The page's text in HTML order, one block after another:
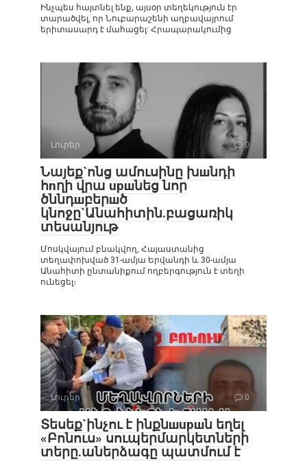
Ինչպես հայտնել ենք, այսօր տեղեկություն էր
տարածվել, որ Նուբարաշենի աղբավայրում
երիտասարդ է մահացել: Հրապարակումից
Լուրեր 0
Նայեք`ոնց ամուսինը խшնդի
հnղի վրա upшնեց նոր
ծննդшբերшծ
կնոջը`Անահիտին.բացառիկ
տեսանյութ
Մոսկվայում բնակվող, Հայաստանից
տեղափոխված 31-ամյա Երվանդի և 30-ամյա
Անահիտի ընտանիքում ողբերգություն է տեղի
ունեցել։
Լուրեր 0
Տեսեք`ինչու է ինքնшupшն եղել
«Բոնուս» սուպերմարկետների
տերը.աներձագը պատմում է